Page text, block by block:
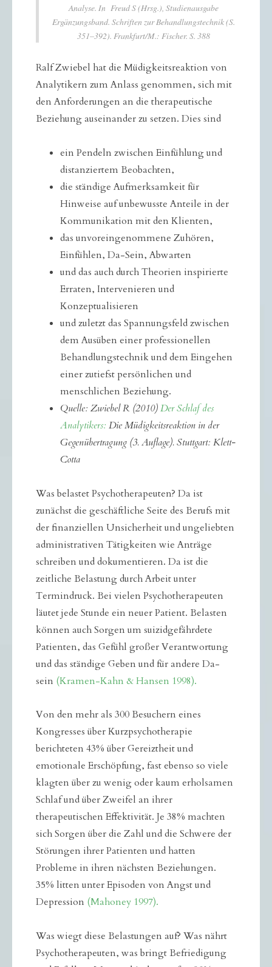
Analyse. In Freud S (Hrsg.), Studienausgabe
Ergänzungsband. Schriften zur Behandlungstechnik (S.
351–392). Frankfurt/M.: Fischer. S. 388
Ralf Zwiebel hat die Müdigkeitsreaktion von
Analytikern zum Anlass genommen, sich mit
den Anforderungen an die therapeutische
Beziehung auseinander zu setzen. Dies sind
ein Pendeln zwischen Einfühlung und
distanziertem Beobachten,
die ständige Aufmerksamkeit für
Hinweise auf unbewusste Anteile in der
Kommunikation mit den Klienten,
das unvoreingenommene Zuhören,
Einfühlen, Da-Sein, Abwarten
und das auch durch Theorien inspirierte
Erraten, Intervenieren und
Konzeptualisieren
und zuletzt das Spannungsfeld zwischen
dem Ausüben einer professionellen
Behandlungstechnik und dem Eingehen
einer zutiefst persönlichen und
menschlichen Beziehung.
Quelle: Zwiebel R (2010)Der Schlaf des
Analytikers: Die Müdigkeitsreaktion in der
Gegenübertragung (3. Auflage). Stuttgart: Klett-
Cotta
Was belastet Psychotherapeuten? Da ist
zunächst die geschäftliche Seite des Berufs mit
der finanziellen Unsicherheit und ungeliebten
administrativen Tätigkeiten wie Anträge
schreiben und dokumentieren. Da ist die
zeitliche Belastung durch Arbeit unter
Termindruck. Bei vielen Psychotherapeuten
läutet jede Stunde ein neuer Patient. Belasten
können auch Sorgen um suizidgefährdete
Patienten, das Gefühl großer Verantwortung
und das ständige Geben und für andere Da-
sein (Kramen-Kahn & Hansen 1998).
Von den mehr als 300 Besuchern eines
Kongresses über Kurzpsychotherapie
berichteten 43% über Gereiztheit und
emotionale Erschöpfung, fast ebenso so viele
klagten über zu wenig oder kaum erholsamen
Schlaf und über Zweifel an ihrer
therapeutischen Effektivität. Je 38% machten
sich Sorgen über die Zahl und die Schwere der
Störungen ihrer Patienten und hatten
Probleme in ihren nächsten Beziehungen.
35% litten unter Episoden von Angst und
Depression (Mahoney 1997).
Was wiegt diese Belastungen auf? Was nährt
Psychotherapeuten, was bringt Befriedigung